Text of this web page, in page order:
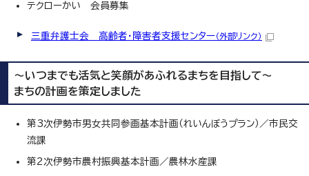
テクローかい 会員募集
三重弁護士会 高齢者・障害者支援センター（外部リンク）
～いつまでも活気と笑顔があふれるまちを目指して～
まちの計画を策定しました
第3次伊勢市男女共同参画基本計画（れいんぼうプラン）／市民交
流課
第2次伊勢市農村振興基本計画／農林水産課